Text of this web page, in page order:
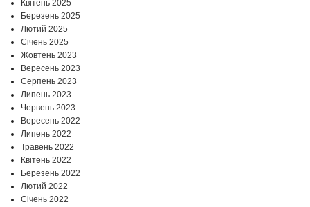
Квітень 2025
Березень 2025
Лютий 2025
Січень 2025
Жовтень 2023
Вересень 2023
Серпень 2023
Липень 2023
Червень 2023
Вересень 2022
Липень 2022
Травень 2022
Квітень 2022
Березень 2022
Лютий 2022
Січень 2022